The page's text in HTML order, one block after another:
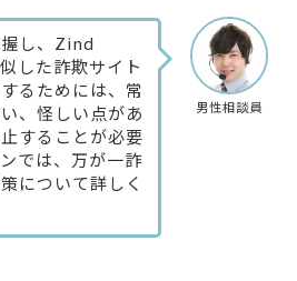
男性相談員
し、Zind
した詐欺サイト
るためには、常
、怪しい点があ
することが必要
では、万が一詐
について詳しく